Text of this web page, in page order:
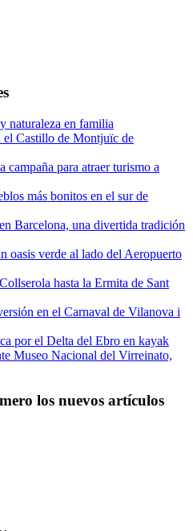
naturaleza en familia
Castillo de Montjuïc de
campaña para atraer turismo a
más bonitos en el sur de
Barcelona, una divertida tradición
oasis verde al lado del Aeropuerto
hasta la Ermita de Sant
en el Carnaval de Vilanova i
por el Delta del Ebro en kayak
Museo Nacional del Virreinato,
los nuevos artículos